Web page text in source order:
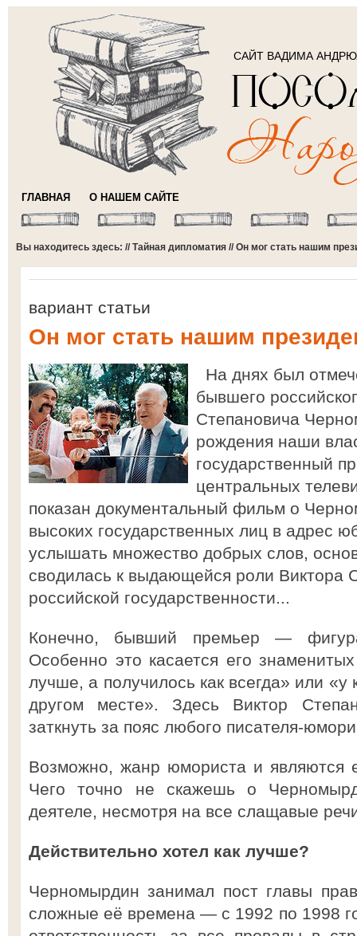
САЙТ ВАДИМА
ГЛАВНАЯ О НАШЕМ САЙТЕ
Вы находитесь здесь: //Тайная дипломатия // Он мог стать нашим
вариант статьи
Он мог стать нашим
На днях был
бывшего
Степановича
рождения наши
государственный
центральных
показан документальный фильм о
высоких государственных лиц в адрес
услышать множество добрых слов,
сводилась к выдающейся роли Виктора
российской государственности...
Конечно, бывший премьер —
Особенно это касается его
лучше, а получилось как всегда» или «у
другом месте». Здесь Виктор
заткнуть за пояс любого писателя-
Возможно, жанр юмориста и являются
Чего точно не скажешь о
деятеле, несмотря на все слащавые
Действительно хотел как лучше?
Черномырдин занимал пост главы
сложные её времена — с 1992 по 1998